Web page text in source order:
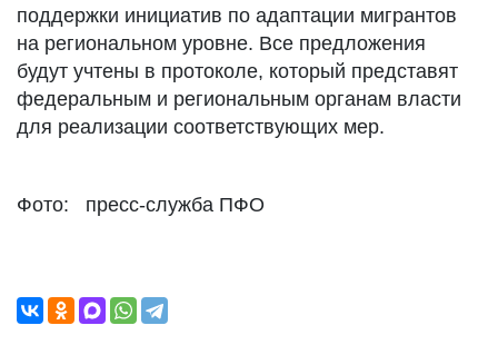
поддержки инициатив по адаптации мигрантов
на региональном уровне. Все предложения
будут учтены в протоколе, который представят
федеральным и региональным органам власти
для реализации соответствующих мер.
Фото: пресс-служба ПФО